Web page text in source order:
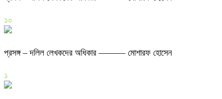
১০
প্রসঙ্গ – দলিল লেখকদের অধিকার ——— মোশারফ হোসেন
১